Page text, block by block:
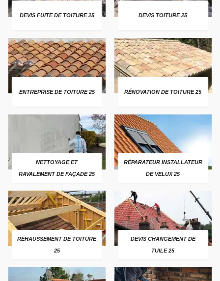
DEVIS FUITE DE TOITURE 25 DEVIS TOITURE 25
ENTREPRISE DE TOITURE 25 RÉNOVATION DE TOITURE 25
NETTOYAGE ET
RAVALEMENT DE FAÇADE 25
RÉPARATEUR INSTALLATEUR
DE VELUX 25
REHAUSSEMENT DE TOITURE
25
DEVIS CHANGEMENT DE
TUILE 25